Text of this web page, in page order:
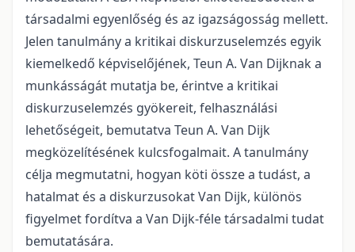
társadalmi egyenlőség és az igazságosság mellett.
Jelen tanulmány a kritikai diskurzuselemzés egyik
kiemelkedő képviselőjének, Teun A. Van Dijknak a
munkásságát mutatja be, érintve a kritikai
diskurzuselemzés gyökereit, felhasználási
lehetőségeit, bemutatva Teun A. Van Dijk
megközelítésének kulcsfogalmait. A tanulmány
célja megmutatni, hogyan köti össze a tudást, a
hatalmat és a diskurzusokat Van Dijk, különös
figyelmet fordítva a Van Dijk-féle társadalmi tudat
bemutatására.